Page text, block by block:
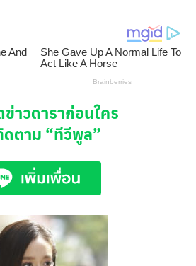
ข่าวดาราก่อนใคร
ตาม “ทีวีพูล”